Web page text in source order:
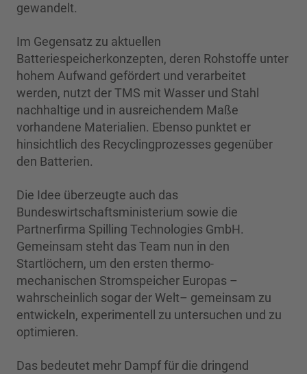
gewandelt.
Im Gegensatz zu aktuellen
Batteriespeicherkonzepten, deren Rohstoffe unter
hohem Aufwand gefördert und verarbeitet
werden, nutzt der TMS mit Wasser und Stahl
nachhaltige und in ausreichendem Maße
vorhandene Materialien. Ebenso punktet er
hinsichtlich des Recyclingprozesses gegenüber
den Batterien.
Die Idee überzeugte auch das
Bundeswirtschaftsministerium sowie die
Partnerfirma Spilling Technologies GmbH.
Gemeinsam steht das Team nun in den
Startlöchern, um den ersten thermo-
mechanischen Stromspeicher Europas –
wahrscheinlich sogar der Welt– gemeinsam zu
entwickeln, experimentell zu untersuchen und zu
optimieren.
Das bedeutet mehr Dampf für die dringend